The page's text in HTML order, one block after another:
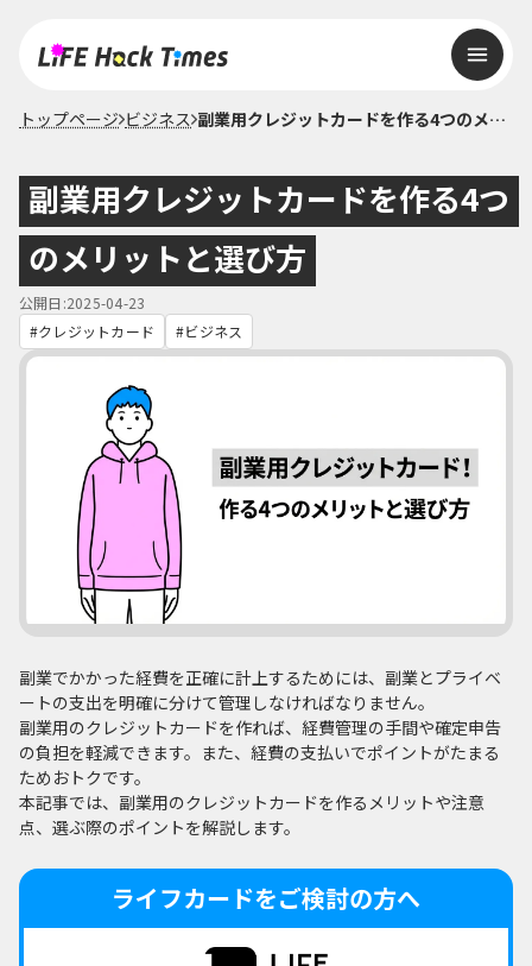
トップページ ビジネス 副業用クレジットカードを作る4つのメリットと選び方
副業用クレジットカードを作る4つ
のメリットと選び方
公開日:2025-04-23
クレジットカード
ビジネス
副業でかかった経費を正確に計上するためには、副業とプライベ
ートの支出を明確に分けて管理しなければなりません。
副業用のクレジットカードを作れば、経費管理の手間や確定申告
の負担を軽減できます。また、経費の支払いでポイントがたまる
ためおトクです。
本記事では、副業用のクレジットカードを作るメリットや注意
点、選ぶ際のポイントを解説します。
ライフカードをご検討の方へ